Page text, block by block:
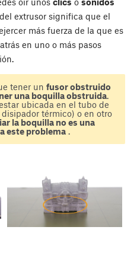
extrusor significa que el
más fuerza de la que es
en uno o más pasos
tener un fusor obstruido
una boquilla obstruida.
ubicada en el tubo de
térmico) o en otro
la boquilla no es una
este problema.